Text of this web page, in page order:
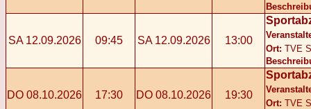
SA 12.09.2026 09:45 SA 12.09.2026 13:00
Ort: TVE
DO 08.10.2026 17:30 DO 08.10.2026 19:30
Ort: TVE